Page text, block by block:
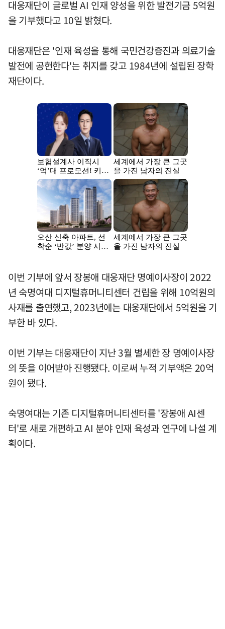
대웅재단이 글로벌 AI 인재 양성을 위한 발전기금 5억원
을 기부했다고 10일 밝혔다.
대웅재단은 '인재 육성을 통해 국민건강증진과 의료기술
발전에 공헌한다'는 취지를 갖고 1984년에 설립된 장학
재단이다.
이번 기부에 앞서 장봉애 대웅재단 명예이사장이 2022
년 숙명여대 디지털휴머니티센터 건립을 위해 10억원의
사재를 출연했고, 2023년에는 대웅재단에서 5억원을 기
부한 바 있다.
이번 기부는 대웅재단이 지난 3월 별세한 장 명예이사장
의 뜻을 이어받아 진행됐다. 이로써 누적 기부액은 20억
원이 됐다.
숙명여대는 기존 디지털휴머니티센터를 '장봉애 AI센
터'로 새로 개편하고 AI 분야 인재 육성과 연구에 나설 계
획이다.